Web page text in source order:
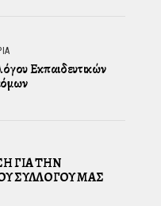
Εκπαιδευτικών
ΓΙΑ ΤΗΝ
ΣΥΛΛΟΓΟΥ ΜΑΣ